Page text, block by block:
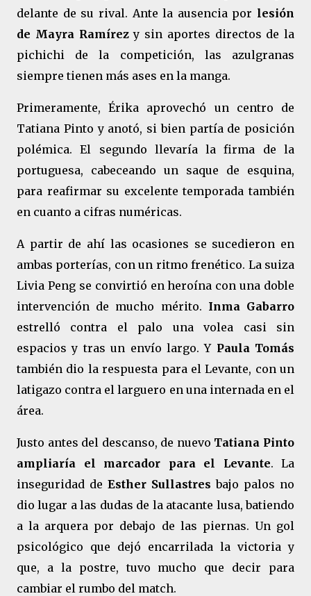
delante de su rival. Ante la ausencia por lesión
de Mayra Ramírezy sin aportes directos de la
pichichi de la competición, las azulgranas
siempre tienen más ases en la manga.
Primeramente, Érika aprovechó un centro de
Tatiana Pinto y anotó, si bien partía de posición
polémica. El segundo llevaría la firma de la
portuguesa, cabeceando un saque de esquina,
para reafirmar su excelente temporada también
en cuanto a cifras numéricas.
A partir de ahí las ocasiones se sucedieron en
ambas porterías, con un ritmo frenético. La suiza
Livia Peng se convirtió en heroína con una doble
intervención de mucho mérito. Inma Gabarro
estrelló contra el palo una volea casi sin
espacios y tras un envío largo. Y Paula Tomás
también dio la respuesta para el Levante, con un
latigazo contra el larguero en una internada en el
área.
Justo antes del descanso, de nuevo Tatiana Pinto
ampliaría el marcador para el Levante. La
inseguridad de Esther Sullastres bajo palos no
dio lugar a las dudas de la atacante lusa, batiendo
a la arquera por debajo de las piernas. Un gol
psicológico que dejó encarrilada la victoria y
que, a la postre, tuvo mucho que decir para
cambiar el rumbo del match.